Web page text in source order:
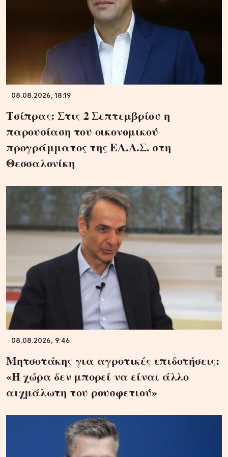
08.08.2026, 18:19
Τσίπρας: Στις 2 Σεπτεμβρίου η
παρουσίαση του οικονομικού
προγράμματος της ΕΛ.Α.Σ. στη
Θεσσαλονίκη
08.08.2026, 9:46
Μητσοτάκης για αγροτικές επιδοτήσεις:
«Η χώρα δεν μπορεί να είναι άλλο
αιχμάλωτη του ρουσφετιού»